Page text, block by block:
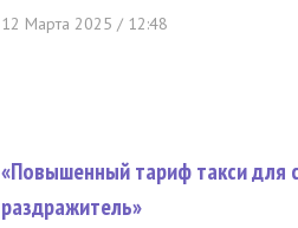
12 Марта 2025 / 12:48
«Повышенный тариф такси для
раздражитель»